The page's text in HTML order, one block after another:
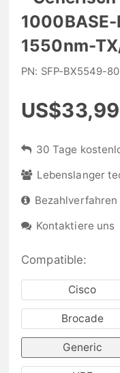
1000BASE-
1550nm-
PN: SFP-BX5549-80
US$33,99
30 Tage
Lebenslanger
Bezahlverfahren
Kontaktiere uns
Compatible:
Cisco
Brocade
Generic